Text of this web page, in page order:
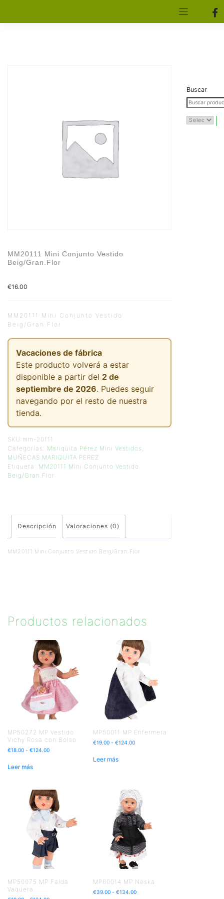
MM20111 Mini Conjunto Vestido
Beig/Gran.Flor
€16.00
MM20111 Mini Conjunto Vestido
Beig/Gran.Flor
Vacaciones de fábrica
Este producto volverá a estar
disponible a partir del 2 de
septiembre de 2026. Puedes seguir
navegando por el resto de nuestra
tienda.
SKU: mm-20111
Categorías: Mariquita Pérez Mini Vestidos
MUÑECAS MARIQUITA PEREZ
Etiqueta: MM20111 Mini Conjunto Vestido
Beig/Gran.Flor
Descripción Valoraciones (0)
MM20111 Mini Conjunto Vestido Beig/Gran.Flor
Productos relacionados
MP50272 MP Vestido
Vichy Rosa con Bolso
€18.00 - €124.00
Leer más
MP50011 MP Enfermera
€19.00 - €124.00
Leer más
MP50075 MP Falda
Vaquera
MP60014 MP Neska
€39.00 - €134.00
Buscar